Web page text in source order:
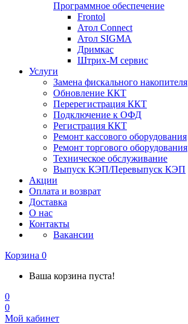
Программное обеспечение
Frontol
Атол Connect
Атол SIGMA
Дримкас
Штрих-М сервис
Услуги
Замена фискального накопителя
Обновление ККТ
Перерегистрация ККТ
Подключение к ОФД
Регистрация ККТ
Ремонт кассового оборудования
Ремонт торгового оборудования
Техническое обслуживание
Выпуск КЭП/Перевыпуск КЭП
Акции
Оплата и возврат
Доставка
О нас
Контакты
Вакансии
Корзина 0
Ваша корзина пуста!
0
0
Мой кабинет